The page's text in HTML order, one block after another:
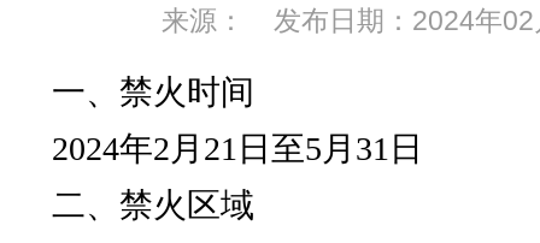
来源： 发布日期：2024年02
一、禁火时间
2024年2月21日至5月31日
二、禁火区域